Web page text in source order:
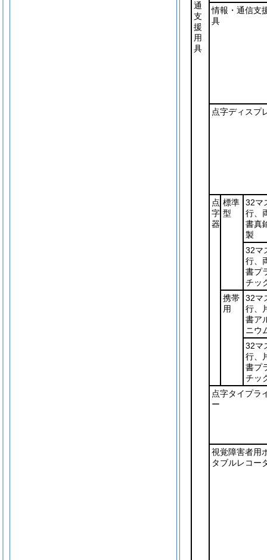
通
支
援
用
具
情報・通信支
具
点字ディスプ
点
字
器
標準
型
32マ
行、
書真
製
32マ
行、
書プ
チッ
携帯
用
32マ
行、
書ア
ニウ
32マ
行、
書プ
チッ
点字タイプラ
ー
視覚障害者用
タブルレコー